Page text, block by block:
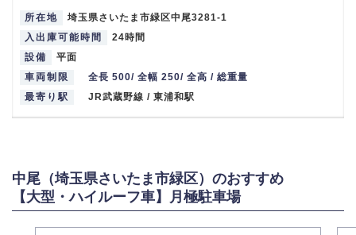
所在地
埼玉県さいたま市緑区中尾3281-1
入出庫可能時間
24時間
設備
平面
車両制限
全長 500/ 全幅 250/ 全高 / 総重量
最寄り駅
JR武蔵野線 / 東浦和駅
中尾（埼玉県さいたま市緑区）のおすすめ
【大型・ハイルーフ車】月極駐車場